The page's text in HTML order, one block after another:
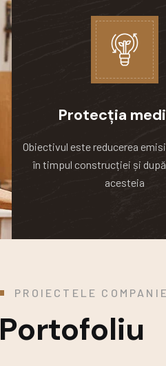
Protecția
Obiectivul este reducerea
în timpul construcției și
acesteia
PROIECTELE
Portofoliu